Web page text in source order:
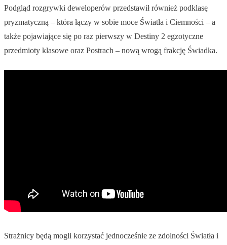
Podgląd rozgrywki deweloperów przedstawił również podklasę
pryzmatyczną – która łączy w sobie moce Światła i Ciemności – a
także pojawiające się po raz pierwszy w Destiny 2 egzotyczne
przedmioty klasowe oraz Postrach – nową wrogą frakcję Świadka.
Strażnicy będą mogli korzystać jednocześnie ze zdolności Światła i